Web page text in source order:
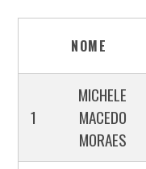
NOME
1
MICHELE
MACEDO
MORAES